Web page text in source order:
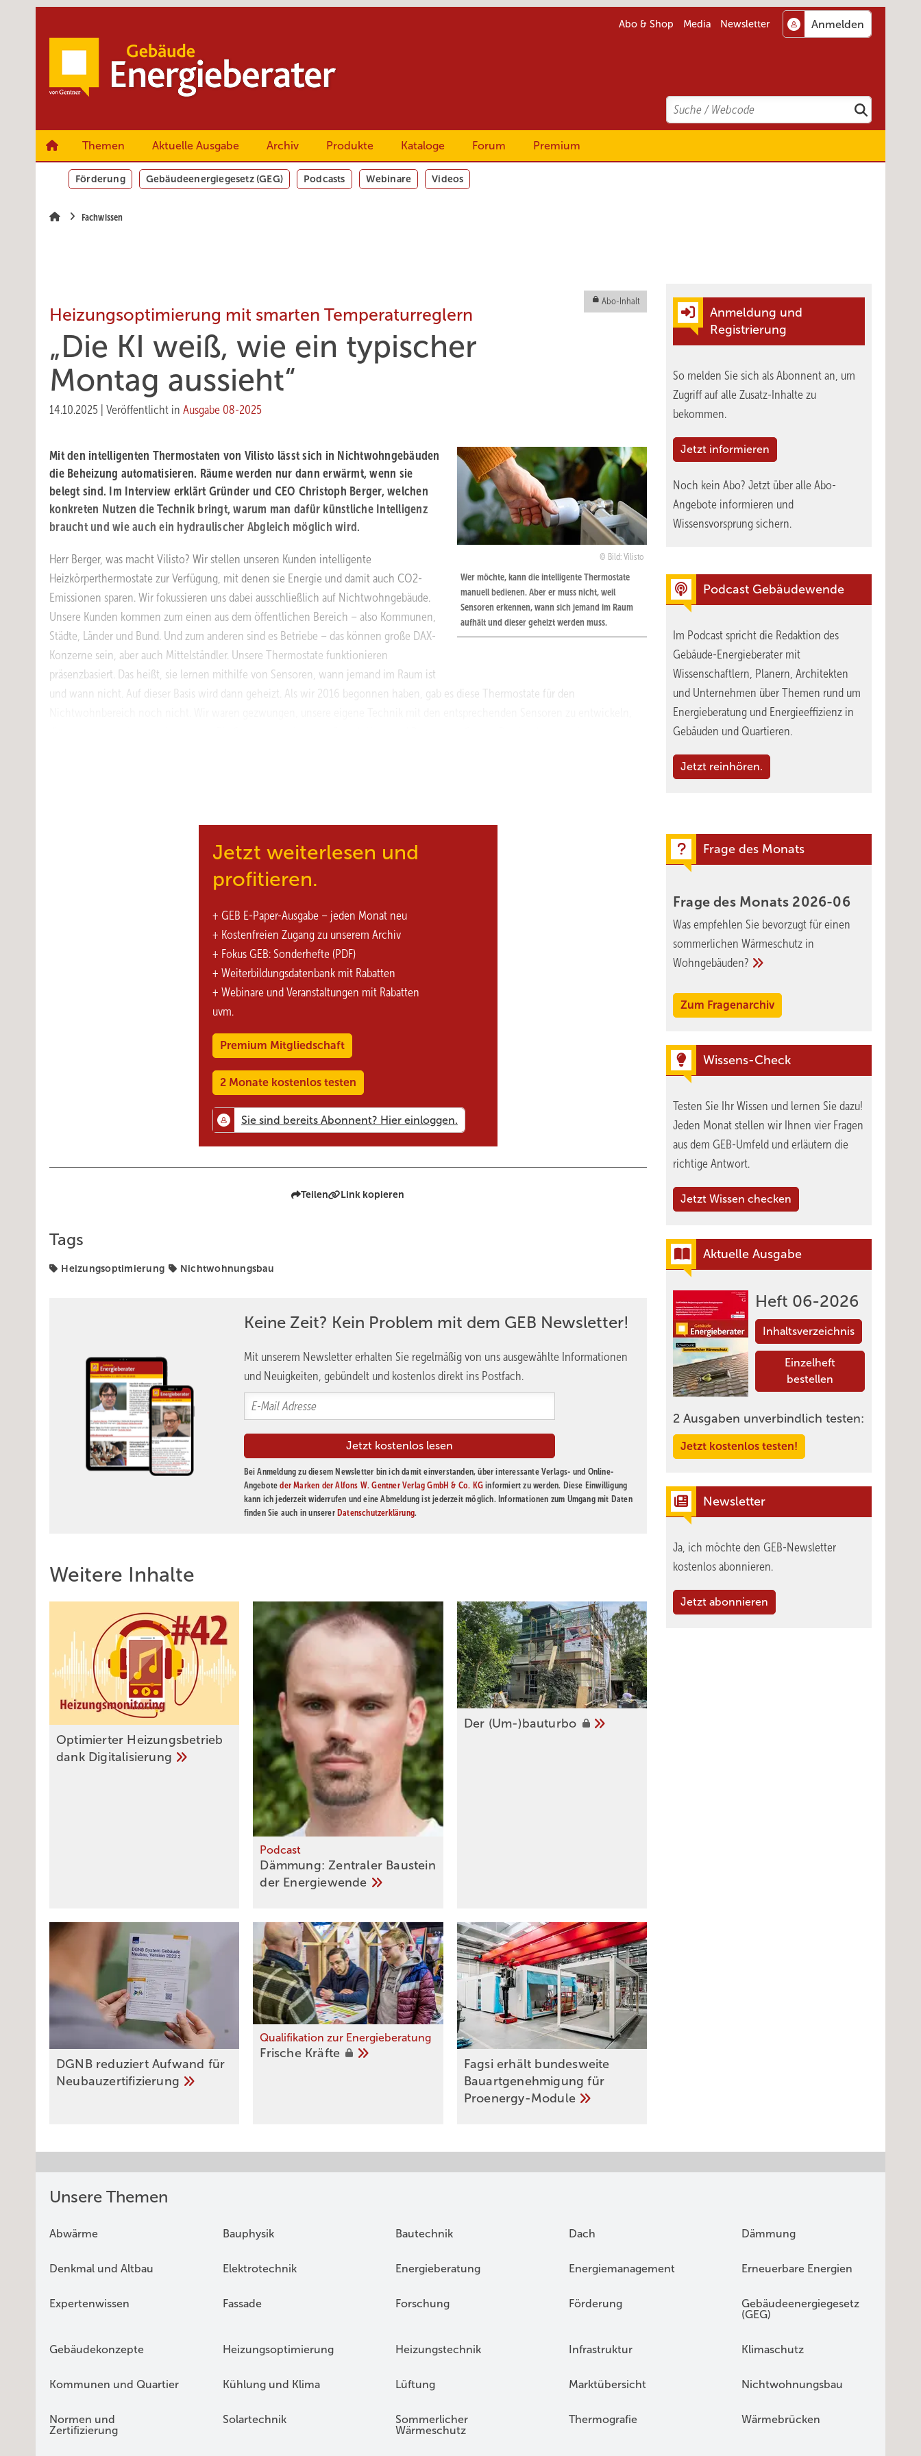
Abo & Shop Media Newsletter
Search
Suchen
Themen Aktuelle Ausgabe Archiv Produkte Kataloge Forum Premium
Förderung Gebäudeenergiegesetz (GEG) Podcasts Webinare Videos
Fachwissen
Abo-Inhalt
Heizungsoptimierung mit smarten Temperaturreglern
„Die KI weiß, wie ein typischer
Montag aussieht“
14.10.2025 Veröffentlicht in Ausgabe 08-2025
Bild: Vilisto
Wer möchte, kann die intelligente Thermostate
manuell bedienen. Aber er muss nicht, weil
Sensoren erkennen, wann sich jemand im Raum
aufhält und dieser geheizt werden muss.
Mit den intelligenten Thermostaten von Vilisto lässt sich in Nichtwohngebäuden
die Beheizung automatisieren. Räume werden nur dann erwärmt, wenn sie
belegt sind. Im Interview erklärt Gründer und CEO Christoph Berger, welchen
konkreten Nutzen die Technik bringt, warum man dafür künstliche Intelligenz
braucht und wie auch ein hydraulischer Abgleich möglich wird.
Herr Berger, was macht Vilisto? Wir stellen unseren Kunden intelligente
Heizkörperthermostate zur Verfügung, mit denen sie Energie und damit auch CO2-
Emissionen sparen. Wir fokussieren uns dabei ausschließlich auf Nichtwohngebäude.
Unsere Kunden kommen zum einen aus dem öffentlichen Bereich – also Kommunen,
Städte, Länder und Bund. Und zum anderen sind es Betriebe – das können große DAX-
Konzerne sein, aber auch Mittelständler. Unsere Thermostate funktionieren
präsenzbasiert. Das heißt, sie lernen mithilfe von Sensoren, wann jemand im Raum ist
und wann nicht. Auf dieser Basis wird dann geheizt. Als wir 2016 begonnen haben, gab es diese Thermostate für den
haben. Sie denken, dass sich schon irgendjemand darum kümmert. Doch das ist in der Regel nicht der Fall. Daher bietet sich für eine
vollautomatisierte Lösung in diesem Bereich sehr viel Potenzial. Für welche Gebäude eignet sich denn eine solche
Jetzt weiterlesen und
profitieren.
+ GEB E-Paper-Ausgabe – jeden Monat neu
+ Kostenfreien Zugang zu unserem Archiv
+ Fokus GEB: Sonderhefte (PDF)
+ Weiterbildungsdatenbank mit Rabatten
+ Webinare und Veranstaltungen mit Rabatten
uvm.
Premium Mitgliedschaft
2 Monate kostenlos testen
Teilen Link kopieren
Tags
Heizungsoptimierung Nichtwohnungsbau
Keine Zeit? Kein Problem mit dem GEB Newsletter!
Mit unserem Newsletter erhalten Sie regelmäßig von uns ausgewählte Informationen
und Neuigkeiten, gebündelt und kostenlos direkt ins Postfach.
Bei Anmeldung zu diesem Newsletter bin ich damit einverstanden, über interessante Verlags- und Online-
Angeboteder Marken der Alfons W. Gentner Verlag GmbH & Co. KG informiert zu werden. Diese Einwilligung
kann ich jederzeit widerrufen und eine Abmeldung ist jederzeit möglich. Informationen zum Umgang mit Daten
finden Sie auch in unserer Datenschutzerklärung.
Weitere Inhalte
Optimierter Heizungsbetrieb
dank Digitalisierung
Podcast
Dämmung: Zentraler Baustein
der Energiewende
Der (Um-)bauturbo
DGNB reduziert Auf­wand für
Neu­bau­zer­ti­fi­zie­rung
Qualifikation zur Energieberatung
Frische Kräfte
Fagsi erhält bun­des­wei­te
Bau­art­ge­neh­mi­gung für
Proenergy-Module
Anmeldung und
Registrierung
So melden Sie sich als Abonnent an, um
Zugriff auf alle Zusatz-Inhalte zu
bekommen.
Jetzt informieren
Noch kein Abo? Jetzt über alle Abo-
Angebote informieren und
Wissensvorsprung sichern.
Podcast Gebäudewende
Im Podcast spricht die Redaktion des
Gebäude-Energieberater mit
Wissenschaftlern, Planern, Architekten
und Unternehmen über Themen rund um
Energieberatung und Energieeffizienz in
Gebäuden und Quartieren.
Jetzt reinhören.
Frage des Monats
Frage des Monats 2026-06
Was empfehlen Sie bevorzugt für einen
sommerlichen Wärmeschutz in
Wohngebäuden?
Zum Fragenarchiv
Wissens-Check
Testen Sie Ihr Wissen und lernen Sie dazu!
Jeden Monat stellen wir Ihnen vier Fragen
aus dem GEB-Umfeld und erläutern die
richtige Antwort.
Jetzt Wissen checken
Aktuelle Ausgabe
Heft 06-2026
Inhaltsverzeichnis
Einzelheft
bestellen
2 Ausgaben unverbindlich testen:
Jetzt kostenlos testen!
Newsletter
Ja, ich möchte den GEB-Newsletter
kostenlos abonnieren.
Jetzt abonnieren
Unsere Themen
Abwärme Bauphysik Bautechnik Dach Dämmung
Denkmal und Altbau Elektrotechnik Energieberatung Energiemanagement Erneuerbare Energien
Expertenwissen Fassade Forschung Förderung
Gebäudeenergiegesetz
(GEG)
Gebäudekonzepte Heizungsoptimierung Heizungstechnik Infrastruktur Klimaschutz
Kommunen und Quartier Kühlung und Klima Lüftung Marktübersicht Nichtwohnungsbau
Normen und
Zertifizierung
Solartechnik
Sommerlicher
Wärmeschutz
Thermografie Wärmebrücken